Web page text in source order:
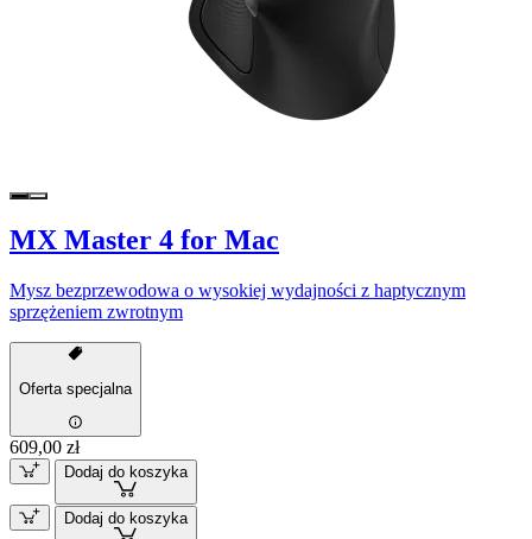
MX Master 4 for Mac
Mysz bezprzewodowa o wysokiej wydajności z haptycznym
sprzężeniem zwrotnym
Oferta specjalna
609,00 zł
Dodaj do koszyka
Dodaj do koszyka